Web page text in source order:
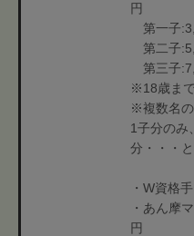
円
第一子
第二子
第三子
※18歳ま
※複数名
1子分のみ
分・・・と
・W資格
・あん摩
円